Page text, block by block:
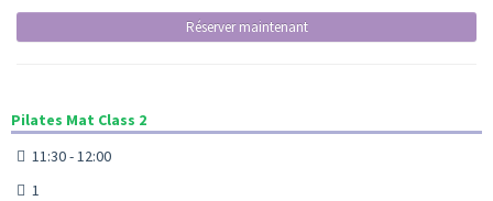
Réserver maintenant
Pilates Mat Class 2
11:30 - 12:00
1